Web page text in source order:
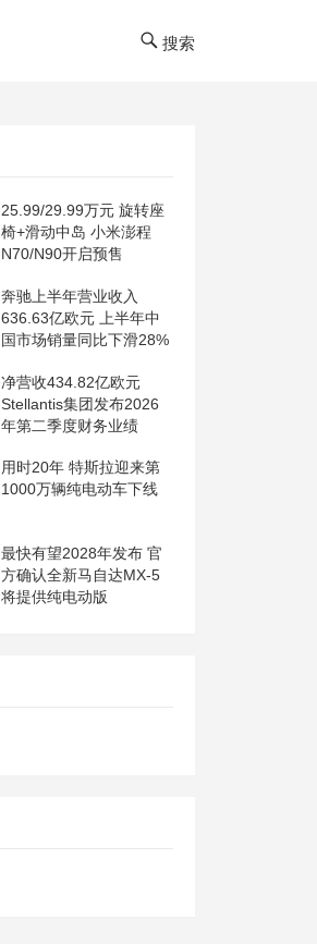
搜索
25.99/29.99万元 旋转座
椅+滑动中岛 小米澎程
N70/N90开启预售
奔驰上半年营业收入
636.63亿欧元 上半年中
国市场销量同比下滑28%
净营收434.82亿欧元
Stellantis集团发布2026
年第二季度财务业绩
用时20年 特斯拉迎来第
1000万辆纯电动车下线
最快有望2028年发布 官
方确认全新马自达MX-5
将提供纯电动版